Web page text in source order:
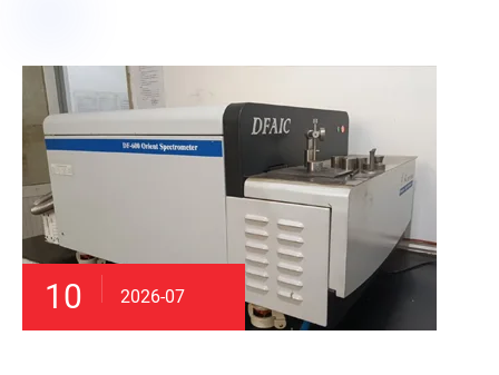
10 2026-07